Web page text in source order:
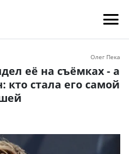
Олег Пека
её на съёмках - а
кто стала его самой